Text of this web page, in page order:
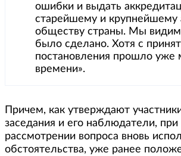
ошибки и выдать
старейшему и крупнейшему
обществу страны. Мы видим,
было сделано. Хотя с
постановления прошло уже
времени».
Причем, как утверждают
заседания и его наблюдатели,
рассмотрении вопроса вновь
обстоятельства, уже ранее